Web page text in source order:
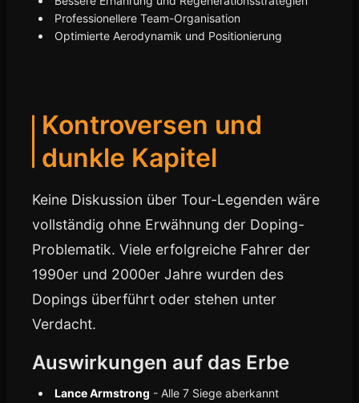
Professionellere Team-Organisation
Optimierte Aerodynamik und Positionierung
Kontroversen und
dunkle Kapitel
Keine Diskussion über Tour-Legenden wäre
vollständig ohne Erwähnung der Doping-
Problematik. Viele erfolgreiche Fahrer der
1990er und 2000er Jahre wurden des
Dopings überführt oder stehen unter
Verdacht.
Auswirkungen auf das Erbe
Lance Armstrong - Alle 7 Siege aberkannt